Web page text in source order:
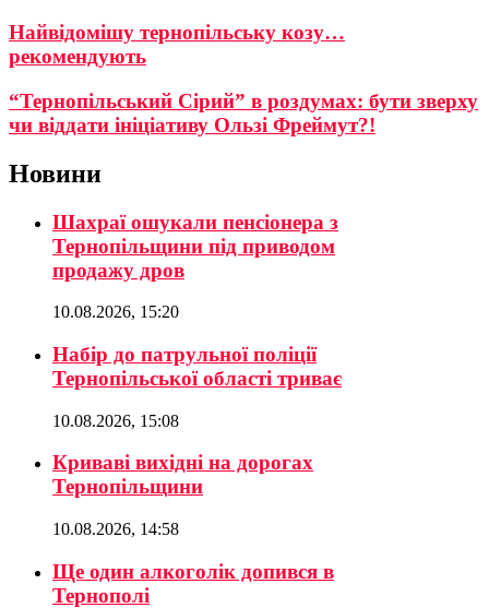
Найвідомішу тернопільську козу…
рекомендують
“Тернопільський Сірий” в роздумах: бути зверху
чи віддати ініціативу Ользі Фреймут?!
Новини
Шахраї ошукали пенсіонера з
Тернопільщини під приводом
продажу дров
10.08.2026, 15:20
Набір до патрульної поліції
Тернопільської області триває
10.08.2026, 15:08
Криваві вихідні на дорогах
Тернопільщини
10.08.2026, 14:58
Ще один алкоголік допився в
Тернополі